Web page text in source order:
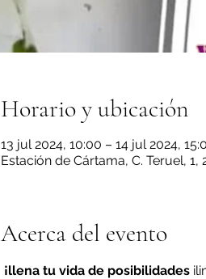
Horario y ubicación
13 jul 2024, 10:00 – 14 jul 2024,
Estación de Cártama, C. Teruel,
Acerca del evento
¡llena tu vida de posibilidades